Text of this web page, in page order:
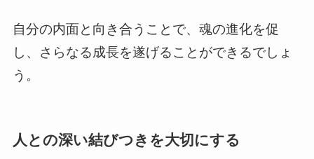
自分の内面と向き合うことで、魂の進化を促
し、さらなる成長を遂げることができるでしょ
う。
人との深い結びつきを大切にする